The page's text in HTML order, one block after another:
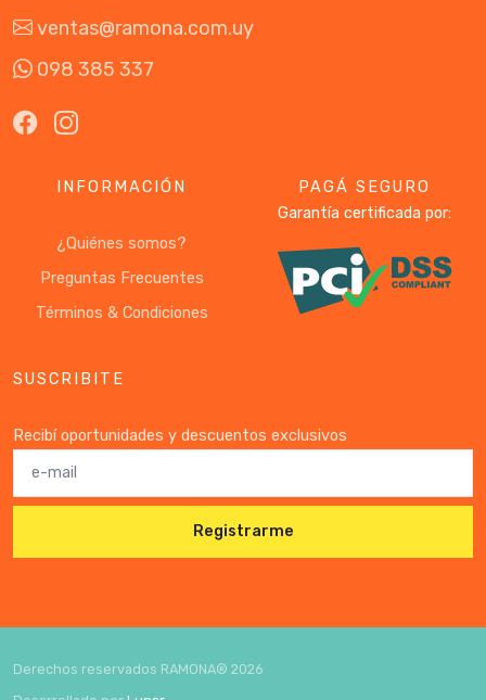
ventas@ramona.com.uy
098 385 337
INFORMACIÓN
¿Quiénes somos?
Preguntas Frecuentes
Términos & Condiciones
PAGÁ SEGURO
Garantía certificada por:
SUSCRIBITE
Recibí oportunidades y descuentos exclusivos
Registrarme
Derechos reservados RAMONA® 2026